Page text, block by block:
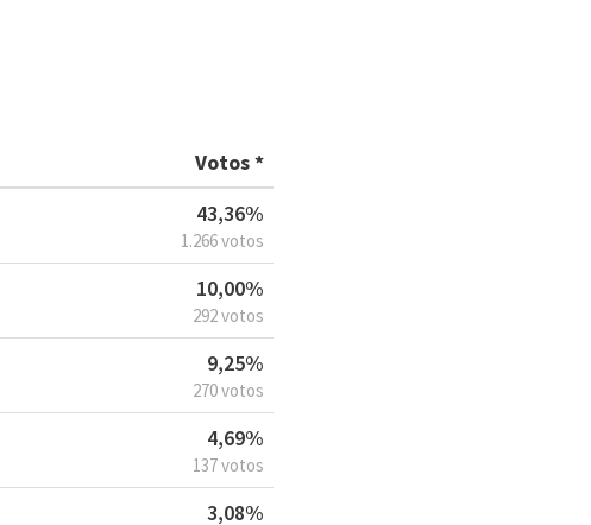
Votos *
43,36%
1.266 votos
10,00%
292 votos
9,25%
270 votos
4,69%
137 votos
3,08%